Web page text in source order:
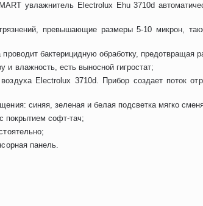
увлажнитель Electrolux Ehu 3710d
превышающие размеры 5-10 микрон,
бактерицидную обработку, предотвращая
влажность, есть выносной гигростат;
Electrolux 3710d. Прибор создает поток
синяя, зеленая и белая подсветка мягко
покрытием софт-тач;
панель.